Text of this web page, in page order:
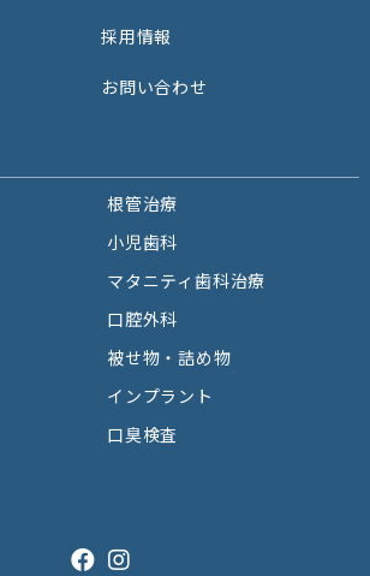
採用情報
お問い合わせ
根管治療
⼩児⻭科
マタニティ歯科治療
⼝腔外科
被せ物・詰め物
インプラント
口臭検査